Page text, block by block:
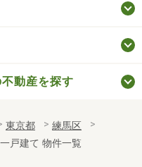
動産を探す
東京都
練馬区
戸建て 物件一覧